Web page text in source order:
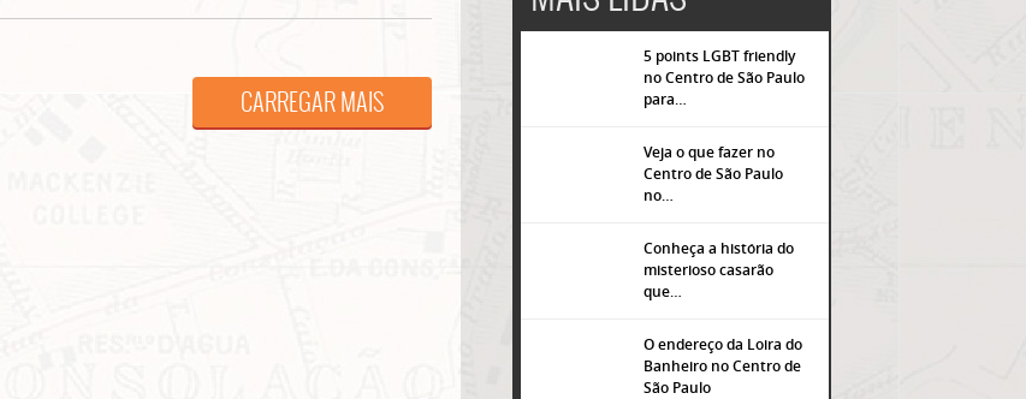
CARREGAR MAIS
5 points LGBT friendly
no Centro de São Paulo
para…
Veja o que fazer no
Centro de São Paulo
no…
Conheça a história do
misterioso casarão
que…
O endereço da Loira do
Banheiro no Centro de
São Paulo
Clique no botão abaixo para receber notícias sobre o centro de São Paulo no seu